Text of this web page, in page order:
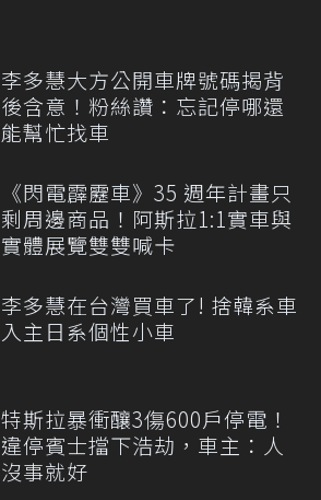
李多慧大方公開車牌號碼揭背
後含意！粉絲讚：忘記停哪還
能幫忙找車
《閃電霹靂車》35 週年計畫只
剩周邊商品！阿斯拉1:1實車與
實體展覽雙雙喊卡
李多慧在台灣買車了! 捨韓系車
入主日系個性小車
特斯拉暴衝釀3傷600戶停電！
違停賓士擋下浩劫，車主：人
沒事就好